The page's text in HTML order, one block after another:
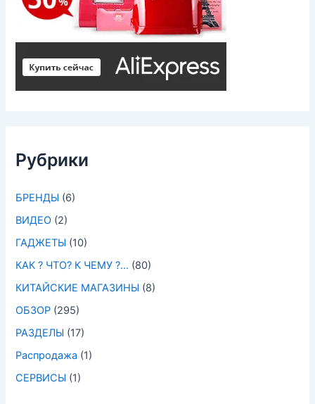
Рубрики
БРЕНДЫ (6)
ВИДЕО (2)
ГАДЖЕТЫ (10)
КАК ? ЧТО? К ЧЕМУ ?… (80)
КИТАЙСКИЕ МАГАЗИНЫ (8)
ОБЗОР (295)
РАЗДЕЛЫ (17)
Распродажа (1)
СЕРВИСЫ (1)